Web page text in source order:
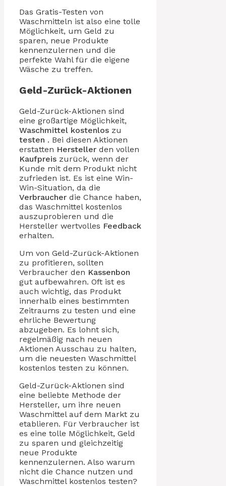
Das Gratis-Testen von
Waschmitteln ist also eine tolle
Möglichkeit, um Geld zu
sparen, neue Produkte
kennenzulernen und die
perfekte Wahl für die eigene
Wäsche zu treffen.
Geld-Zurück-Aktionen
Geld-Zurück-Aktionen sind
eine großartige Möglichkeit,
Waschmittel kostenlos zu
testen . Bei diesen Aktionen
erstatten Hersteller den vollen
Kaufpreis zurück, wenn der
Kunde mit dem Produkt nicht
zufrieden ist. Es ist eine Win-
Win-Situation, da die
Verbraucher die Chance haben,
das Waschmittel kostenlos
auszuprobieren und die
Hersteller wertvolles Feedback
erhalten.
Um von Geld-Zurück-Aktionen
zu profitieren, sollten
Verbraucher den Kassenbon
gut aufbewahren. Oft ist es
auch wichtig, das Produkt
innerhalb eines bestimmten
Zeitraums zu testen und eine
ehrliche Bewertung
abzugeben. Es lohnt sich,
regelmäßig nach neuen
Aktionen Ausschau zu halten,
um die neuesten Waschmittel
kostenlos testen zu können.
Geld-Zurück-Aktionen sind
eine beliebte Methode der
Hersteller, um ihre neuen
Waschmittel auf dem Markt zu
etablieren. Für Verbraucher ist
es eine tolle Möglichkeit, Geld
zu sparen und gleichzeitig
neue Produkte
kennenzulernen. Also warum
nicht die Chance nutzen und
Waschmittel kostenlos testen?